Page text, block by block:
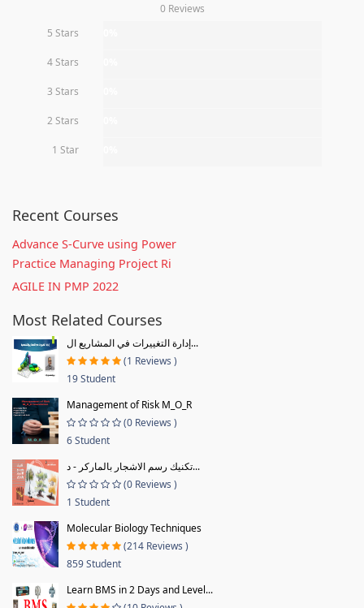
0 Reviews
5 Stars
4 Stars
3 Stars
2 Stars
1 Star
Recent Courses
Advance S-Curve using Power
Practice Managing Project Ri
AGILE IN PMP 2022
Most Related Courses
إدارة التغييرات في المشاريع ال...
(1 Reviews )
19 Student
Management of Risk M_O_R
(0 Reviews )
6 Student
تكنيك رسم الاشجار بالماركر - د...
(0 Reviews )
1 Student
Molecular Biology Techniques
(214 Reviews )
859 Student
Learn BMS in 2 Days and Level...